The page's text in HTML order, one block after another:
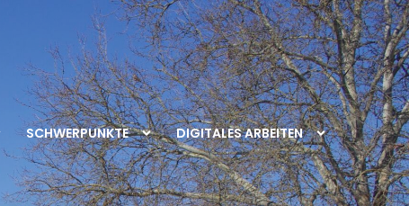
SCHWERPUNKTE DIGITALES ARBEITEN